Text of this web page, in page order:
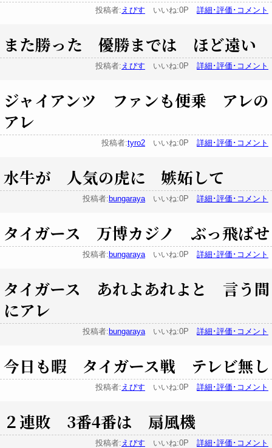
投稿者: えびす いいね:0P 詳細･評価･コメント
また勝った 優勝までは ほど遠い
投稿者: えびす いいね:0P 詳細･評価･コメント
ジャイアンツ ファンも便乗 アレの
アレ
投稿者:tyro2 いいね:0P 詳細･評価･コメント
水牛が 人気の虎に 嫉妬して
投稿者: bungarayaいいね:0P 詳細･評価･コメント
タイガース 万博カジノ ぶっ飛ばせ
投稿者: bungarayaいいね:0P 詳細･評価･コメント
タイガース あれよあれよと 言う間
にアレ
投稿者: bungarayaいいね:0P 詳細･評価･コメント
今日も暇 タイガース戦 テレビ無し
投稿者: えびす いいね:0P 詳細･評価･コメント
２連敗 3番4番は 扇風機
投稿者: えびす いいね:0P 詳細･評価･コメント